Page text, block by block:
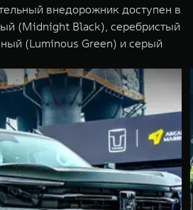
внедорожник доступен в
(Midnight Black), серебристый
(Luminous Green) и серый